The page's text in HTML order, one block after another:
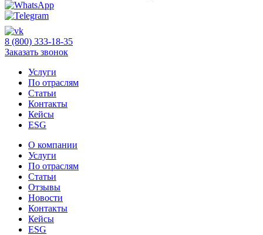
8 (800) 333-18-35
Заказать звонок
Услуги
По отраслям
Статьи
Контакты
Кейсы
ESG
О компании
Услуги
По отраслям
Статьи
Отзывы
Новости
Контакты
Кейсы
ESG